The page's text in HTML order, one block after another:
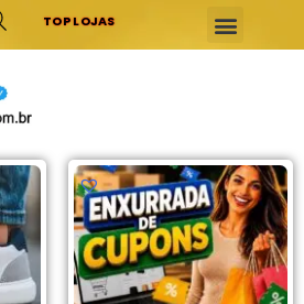
TOP LOJAS